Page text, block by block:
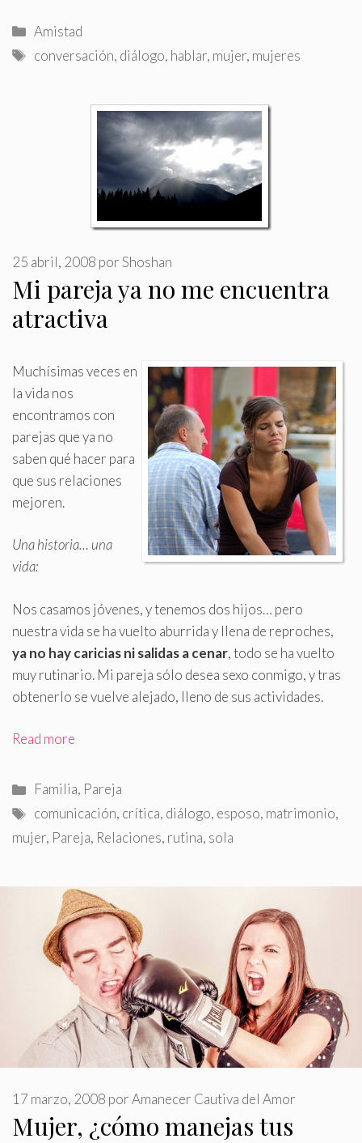
Categorías
Amistad
Etiquetas
conversación, diálogo, hablar, mujer, mujeres
Mi pareja ya no me encuentra
atractiva
25 abril, 2008 porShoshan
Muchísimas veces en
la vida nos
encontramos con
parejas que ya no
saben qué hacer para
que sus relaciones
mejoren.
Una historia… una
vida:
Nos casamos jóvenes, y tenemos dos hijos… pero
nuestra vida se ha vuelto aburrida y llena de reproches,
ya no hay caricias ni salidas a cenar, todo se ha vuelto
muy rutinario. Mi pareja sólo desea sexo conmigo, y tras
obtenerlo se vuelve alejado, lleno de sus actividades.
Read more
Categorías
Familia, Pareja
Etiquetas
comunicación, crítica, diálogo, esposo, matrimonio,
mujer, Pareja, Relaciones, rutina, sola
Mujer, ¿cómo manejas tus
17 marzo, 2008 porAmanecer Cautiva del Amor